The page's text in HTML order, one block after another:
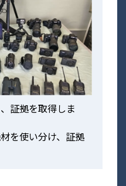
証拠を取得しま
を使い分け、証拠